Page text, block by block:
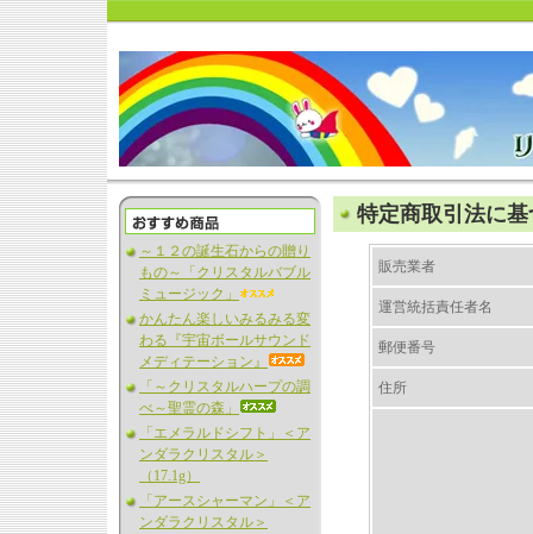
～１２の誕生石からの贈り
もの～「クリスタルバブル
ミュージック」
かんたん楽しいみるみる変
わる『宇宙ボールサウンド
メディテーション』
「～クリスタルハープの調
べ～聖霊の森」
「エメラルドシフト」＜ア
ンダラクリスタル＞
（17.1g）
「アースシャーマン」＜ア
ンダラクリスタル＞
特定商取引法に
販売業者
運営統括責任者名
郵便番号
住所